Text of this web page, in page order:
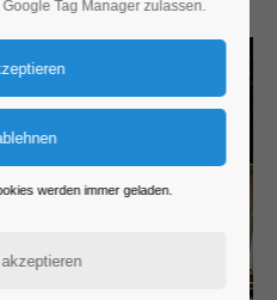
Tag Manager zulassen.
werden immer geladen.